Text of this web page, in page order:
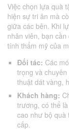
Việc chọn lựa quà
hiện sự tri ân mà
giữa các bên. Khi
nhân viên, bạn
tính thẩm mỹ của
Đối tác: Các
trọng và
thuật dát vàng,
Khách hàng:
trương, có thể
cao như bộ quà
cấp.